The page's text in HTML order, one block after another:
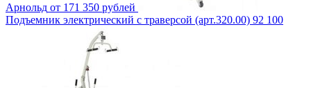
Арнольд от 171 350 рублей
Подъемник электрический с траверсой (арт.320.00) 92 100